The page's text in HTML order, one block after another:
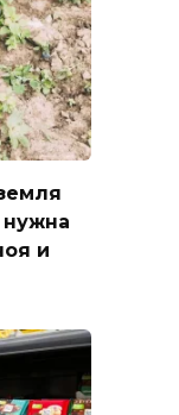
нужна
и